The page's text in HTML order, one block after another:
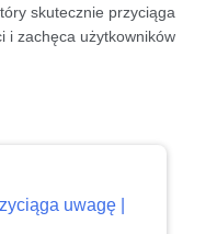
skutecznie przyciąga
i zachęca użytkowników
uwagę |